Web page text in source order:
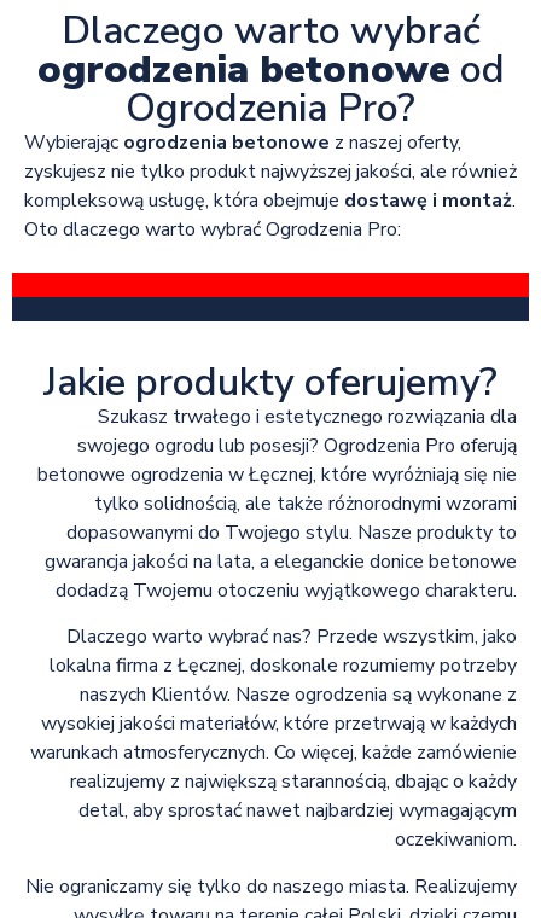
Dlaczego warto wybrać
ogrodzenia betonowe od
Ogrodzenia Pro?
Wybierając ogrodzenia betonowe z naszej oferty,
zyskujesz nie tylko produkt najwyższej jakości, ale również
kompleksową usługę, która obejmuje dostawę i montaż.
Oto dlaczego warto wybrać Ogrodzenia Pro:
Jakie produkty oferujemy?
Szukasz trwałego i estetycznego rozwiązania dla
swojego ogrodu lub posesji? Ogrodzenia Pro oferują
betonowe ogrodzenia w Łęcznej, które wyróżniają się nie
tylko solidnością, ale także różnorodnymi wzorami
dopasowanymi do Twojego stylu. Nasze produkty to
gwarancja jakości na lata, a eleganckie donice betonowe
dodadzą Twojemu otoczeniu wyjątkowego charakteru.
Dlaczego warto wybrać nas? Przede wszystkim, jako
lokalna firma z Łęcznej, doskonale rozumiemy potrzeby
naszych Klientów. Nasze ogrodzenia są wykonane z
wysokiej jakości materiałów, które przetrwają w każdych
warunkach atmosferycznych. Co więcej, każde zamówienie
realizujemy z największą starannością, dbając o każdy
detal, aby sprostać nawet najbardziej wymagającym
oczekiwaniom.
Nie ograniczamy się tylko do naszego miasta. Realizujemy